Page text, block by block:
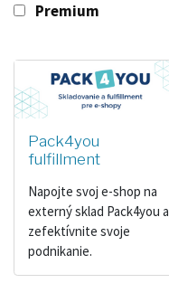
Premium
Pack4you
fulfillment
Napojte svoj e-shop na
externý sklad Pack4you a
zefektívnite svoje
podnikanie.